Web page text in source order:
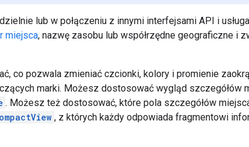
lub w połączeniu z innymi interfejsami API i
miejsca, nazwę zasobu lub współrzędne geograficzne i
co pozwala zmieniać czcionki, kolory i promienie
marki. Możesz dostosować wygląd szczegółów
. Możesz też dostosować, które pola szczegółów
, z których każdy odpowiada fragmentowi